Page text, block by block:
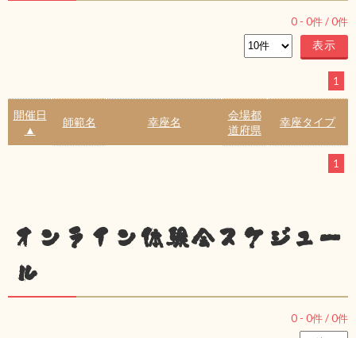
0 - 0件 /0件
1
開催日
▲
師範名 幸座名
会場都
道府県
幸座タイプ
1
オンライン体験会スケジュー
ル
0 - 0件 /0件